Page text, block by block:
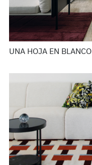
UNA HOJA EN BLANCO